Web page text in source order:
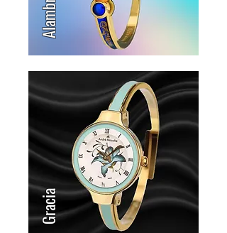
Alambra
Gracia